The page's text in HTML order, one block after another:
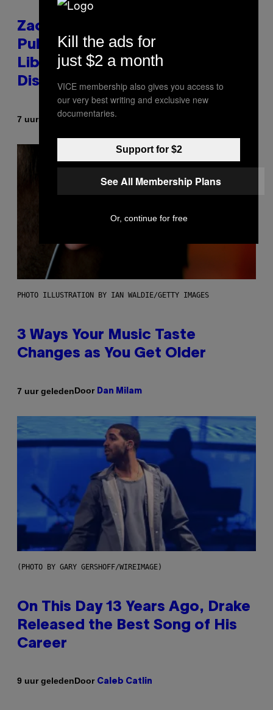
Zachary Cole Smith Wants a
Publicly Owned Music Streaming
Library Built on Spotify’s
Dismantled Bones
7 uur geledenDoor
PHOTO ILLUSTRATION BY IAN WALDIE/GETTY IMAGES
3 Ways Your Music Taste
Changes as You Get Older
7 uur geledenDoor Dan Milam
(PHOTO BY GARY GERSHOFF/WIREIMAGE)
On This Day 13 Years Ago, Drake
Released the Best Song of His
Career
9 uur geledenDoor Caleb Catlin
Kill the ads for
just $2 a month
VICE membership also gives you access to
our very best writing and exclusive new
documentaries.
Support for $2
See All Membership Plans
Or, continue for free